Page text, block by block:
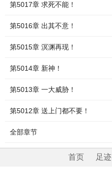
第5017章 求死不能！
第5016章 出其不意！
第5015章 溟渊再现！
第5014章 新神！
第5013章 一大威胁！
第5012章 送上门都不要！
全部章节
首页 足迹